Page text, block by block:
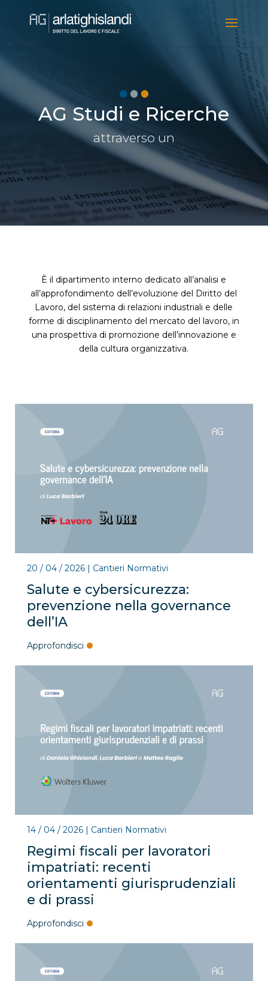
AG Studi e Ricerche
attraverso un'informazione di
È il dipartimento interno dedicato all’analisi e
all’approfondimento dell’evoluzione del Diritto del
Lavoro, del sistema di relazioni industriali e delle
forme di disciplinamento del mercato del lavoro, in
una prospettiva di promozione dell’innovazione e
della cultura organizzativa.
Salute e cybersicurezza:
prevenzione nella governance
dell’IA
20 / 04 / 2026| Cantieri Normativi
Approfondisci
Regimi fiscali per lavoratori
impatriati: recenti
orientamenti giurisprudenziali
e di prassi
14 / 04 / 2026| Cantieri Normativi
Approfondisci